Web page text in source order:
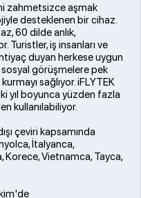
zahmetsizce aşmak
desteklenen bir cihaz.
60 dilde anlık,
Turistler, iş insanları ve
duyan herkese uygun
sosyal görüşmelere pek
sağlıyor. iFLYTEK
yıl boyunca yüzden fazla
kullanılabiliyor.
çeviri kapsamında
İtalyanca,
Korece, Vietnamca, Tayca,